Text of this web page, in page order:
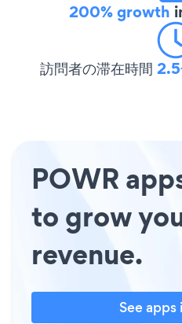
200% growth
訪問者の滞在時間 2.5
POWR
to grow
revenue.
See apps